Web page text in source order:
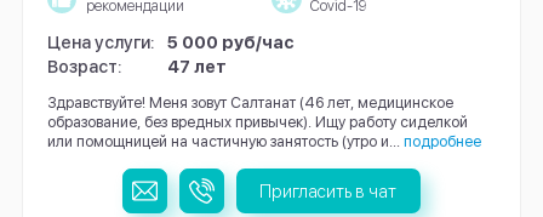
рекомендации
Covid-19
Цена услуги:
5 000 руб/час
Возраст:
47 лет
Здравствуйте! Меня зовут Салтанат (46 лет, медицинское
образование, без вредных привычек). Ищу работу сиделкой
или помощницей на частичную занятость (утро и... подробнее
Пригласить в чат